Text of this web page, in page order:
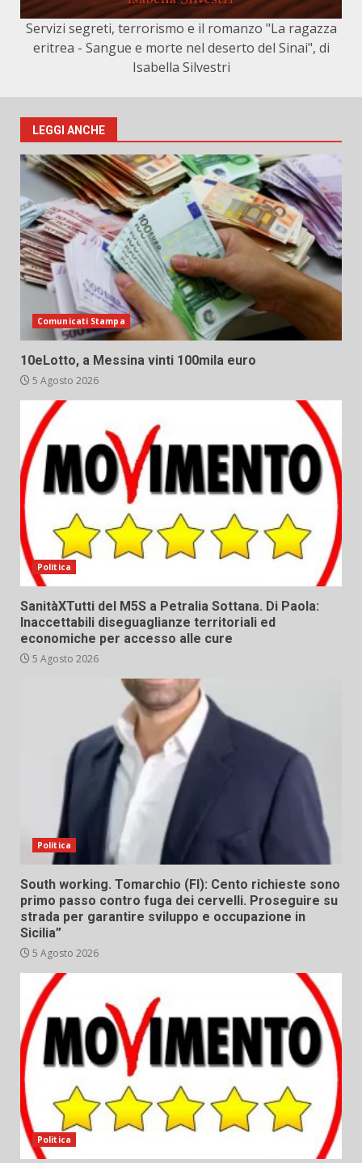
Servizi segreti, terrorismo e il romanzo "La ragazza
eritrea - Sangue e morte nel deserto del Sinai", di
Isabella Silvestri
LEGGI ANCHE
Comunicati Stampa
10eLotto, a Messina vinti 100mila euro
5 Agosto 2026
Politica
SanitàXTutti del M5S a Petralia Sottana. Di Paola:
Inaccettabili diseguaglianze territoriali ed
economiche per accesso alle cure
5 Agosto 2026
Politica
South working. Tomarchio (FI): Cento richieste sono
primo passo contro fuga dei cervelli. Proseguire su
strada per garantire sviluppo e occupazione in
Sicilia”
5 Agosto 2026
Politica